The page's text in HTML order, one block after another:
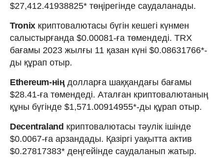
$27,412.41938825* төңірегінде саудаланады.
Tronixкриптовалютасы бүгін кешегі күнмен
салыстырғанда $0.00081-ға төмендеді. TRX
бағамы 2023 жылғы 11 қазан күні $0.08631766*-
ды құрап отыр.
Ethereum-ніңдолларға шаққандағы бағамы
$28.41-ға төмендеді. Аталған криптовалютаның
құны бүгінде $1,571.00914955*-ды құрап отыр.
Decentraland криптовалютасы тәулік ішінде
$0.0067-ға арзандады. Қазіргі уақытта актив
$0.27817383* деңгейінде саудаланып жатыр.